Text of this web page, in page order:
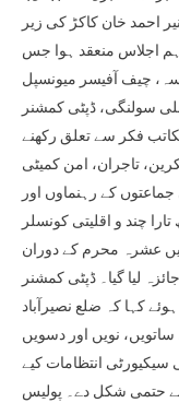
منیر احمد خان کاکڑ کی زیر
اجلاس منعقد ہوا جس
چیف آفیسر میونسپل
سولنگی، ڈپٹی کمشنر
فکر سے تعلق رکھنے
تاجران، امن کمیٹی
کے رہنماوں اور
چند و اقلیتی کونسلر
عشرہ محرم کے دوران
لیا گیا۔ ڈپٹی کمشنر
کہا کہ ضلع نصیرآباد
نویں اور دسویں
انتظامات کیے
سے حتمی شکل دے۔ پولیس